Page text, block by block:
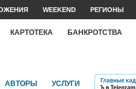
WEEKEND РЕГИОНЫ
КАРТОТЕКА БАНКРОТСТВА
АВТОРЫ УСЛУГИ